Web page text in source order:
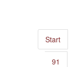
Start
91